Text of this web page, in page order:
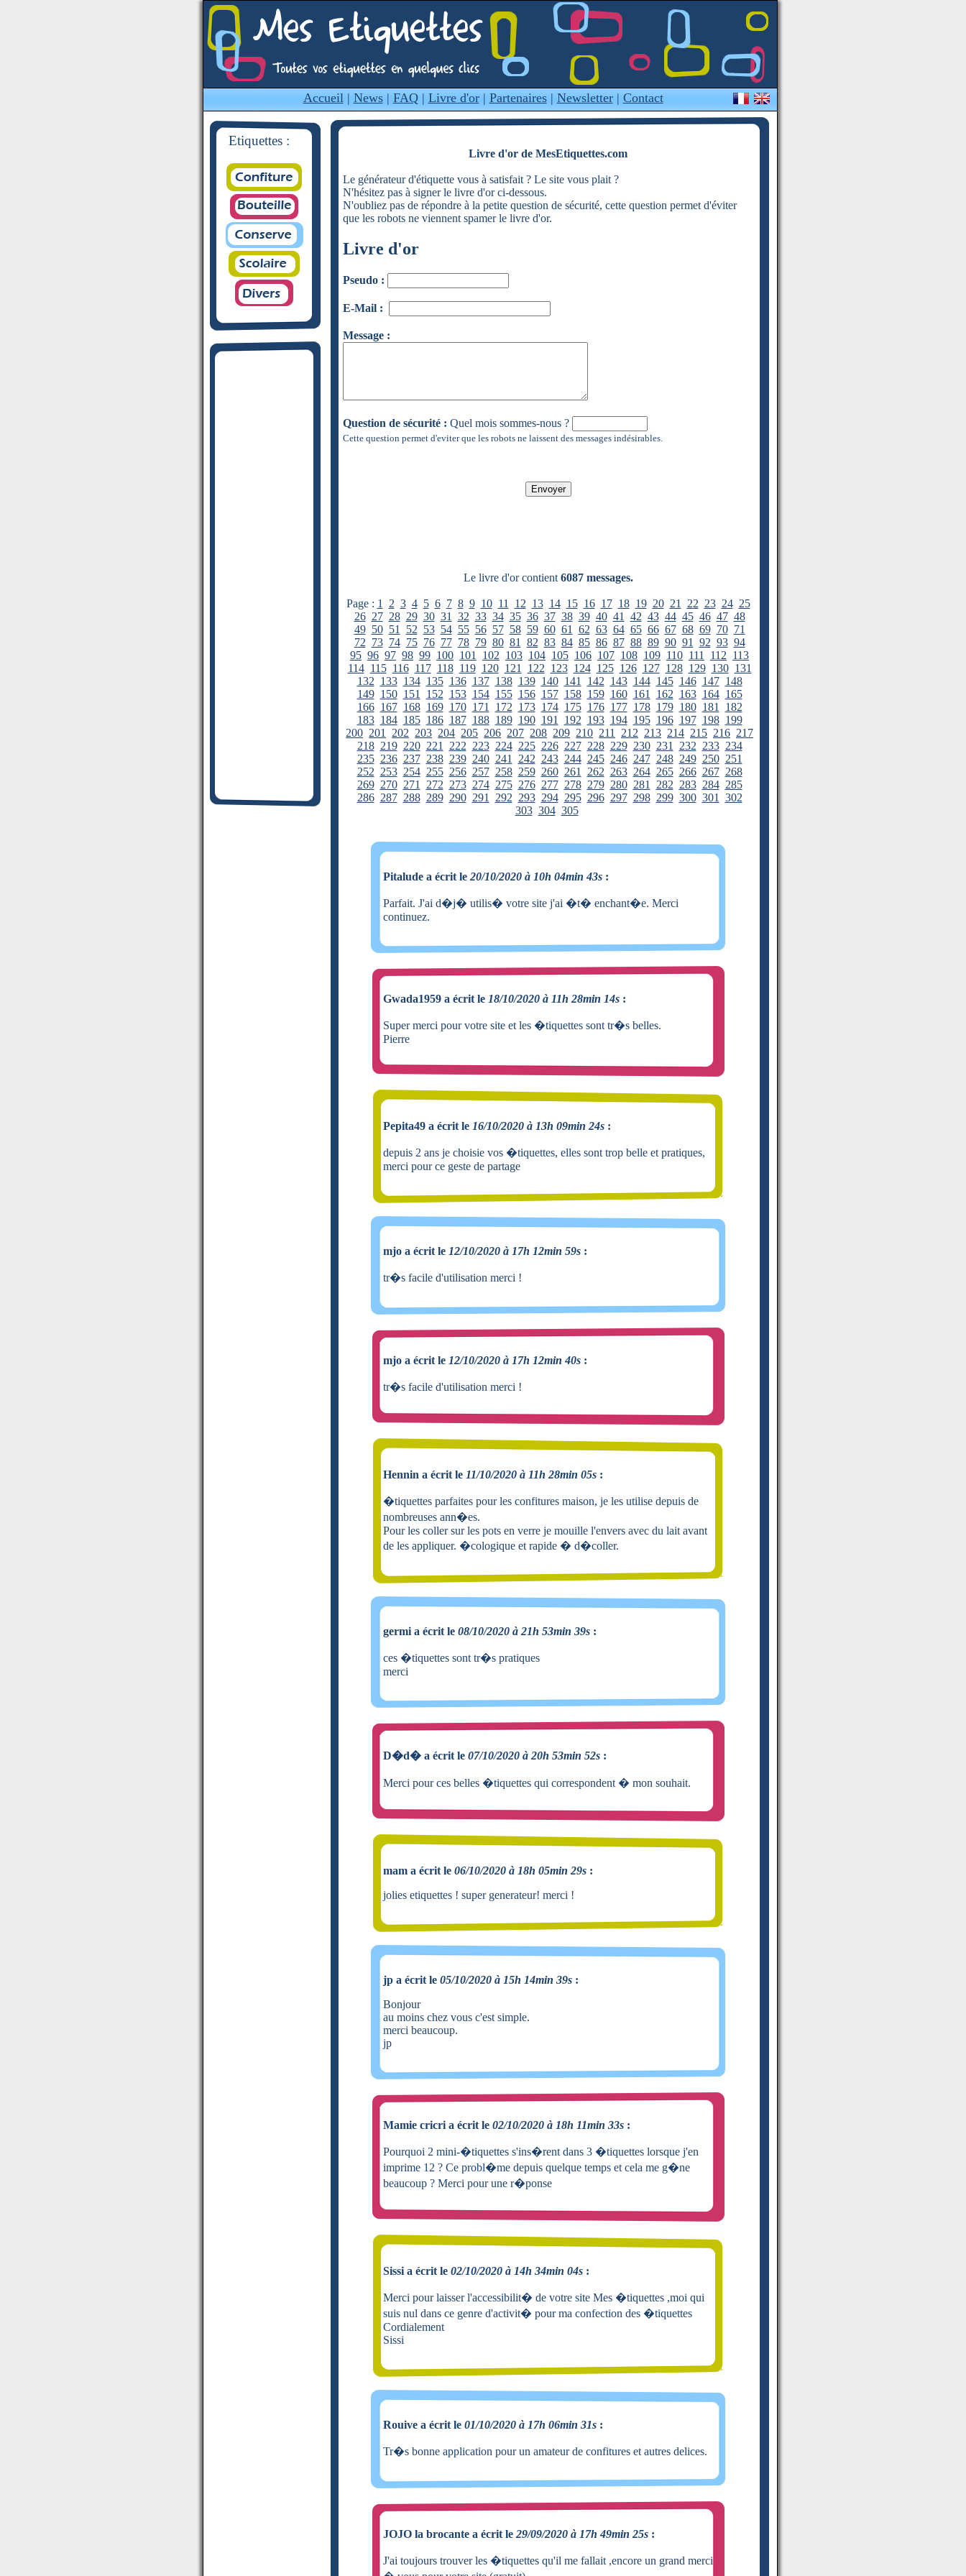
Accueil| News| FAQ| Livre d'or| Partenaires| Newsletter| Contact
Etiquettes :
Livre d'or de MesEtiquettes.com
Le générateur d'étiquette vous à satisfait ? Le site vous plait ?
N'hésitez pas à signer le livre d'or ci-dessous.
N'oubliez pas de répondre à la petite question de sécurité, cette question permet d'éviter
que les robots ne viennent spamer le livre d'or.
Livre d'or
Pseudo :
E-Mail :
Message :
Question de sécurité : Quel mois sommes-nous ?
Cette question permet d'eviter que les robots ne laissent des messages indésirables.
Le livre d'or contient 6087 messages.
Page : 1 2 3 4 5 6 7 8 9 10 11 12 13 14 15 16 17 18 19 20 21 22 23 24 25
26 27 28 29 30 31 32 33 34 35 36 37 38 39 40 41 42 43 44 45 46 47 48
49 50 51 52 53 54 55 56 57 58 59 60 61 62 63 64 65 66 67 68 69 70 71
72 73 74 75 76 77 78 79 80 81 82 83 84 85 86 87 88 89 90 91 92 93 94
95 96 97 98 99 100 101 102 103 104 105 106 107 108 109 110 111 112 113
114 115 116 117 118 119 120 121 122 123 124 125 126 127 128 129 130 131
132 133 134 135 136 137 138 139 140 141 142 143 144 145 146 147 148
149 150 151 152 153 154 155 156 157 158 159 160 161 162 163 164 165
166 167 168 169 170 171 172 173 174 175 176 177 178 179 180 181
182
183 184 185 186 187 188 189 190 191 192 193 194 195 196 197 198 199
200 201 202 203 204 205 206 207 208 209 210 211 212 213 214 215 216 217
218 219 220 221 222 223 224 225 226 227 228 229 230 231 232 233 234
235 236 237 238 239 240 241 242 243 244 245 246 247 248 249 250 251
252 253 254 255 256 257 258 259 260 261 262 263 264 265 266 267 268
269 270 271 272 273 274 275 276 277 278 279 280 281 282 283 284 285
286 287 288 289 290 291 292 293 294 295 296 297 298 299 300 301
302
303 304 305
Pitalude a écrit le 20/10/2020 à 10h 04min 43s :
Parfait. J'ai d�j� utilis� votre site j'ai �t� enchant�e. Merci
continuez.
Gwada1959 a écrit le 18/10/2020 à 11h 28min 14s :
Super merci pour votre site et les �tiquettes sont tr�s belles.
Pierre
Pepita49 a écrit le 16/10/2020 à 13h 09min 24s :
depuis 2 ans je choisie vos �tiquettes, elles sont trop belle et pratiques,
merci pour ce geste de partage
mjo a écrit le 12/10/2020 à 17h 12min 59s :
tr�s facile d'utilisation merci !
mjo a écrit le 12/10/2020 à 17h 12min 40s :
tr�s facile d'utilisation merci !
Hennin a écrit le 11/10/2020 à 11h 28min 05s :
�tiquettes parfaites pour les confitures maison, je les utilise depuis de
nombreuses ann�es.
Pour les coller sur les pots en verre je mouille l'envers avec du lait avant
de les appliquer. �cologique et rapide � d�coller.
germi a écrit le 08/10/2020 à 21h 53min 39s :
ces �tiquettes sont tr�s pratiques
merci
D�d� a écrit le 07/10/2020 à 20h 53min 52s :
Merci pour ces belles �tiquettes qui correspondent � mon souhait.
mam a écrit le 06/10/2020 à 18h 05min 29s :
jolies etiquettes ! super generateur! merci !
jp a écrit le 05/10/2020 à 15h 14min 39s :
Bonjour
au moins chez vous c'est simple.
merci beaucoup.
jp
Mamie cricri a écrit le 02/10/2020 à 18h 11min 33s :
Pourquoi 2 mini-�tiquettes s'ins�rent dans 3 �tiquettes lorsque j'en
imprime 12 ? Ce probl�me depuis quelque temps et cela me g�ne
beaucoup ? Merci pour une r�ponse
Sissi a écrit le 02/10/2020 à 14h 34min 04s :
Merci pour laisser l'accessibilit� de votre site Mes �tiquettes ,moi qui
suis nul dans ce genre d'activit� pour ma confection des �tiquettes
Cordialement
Sissi
Rouive a écrit le 01/10/2020 à 17h 06min 31s :
Tr�s bonne application pour un amateur de confitures et autres delices.
JOJO la brocante a écrit le 29/09/2020 à 17h 49min 25s :
J'ai toujours trouver les �tiquettes qu'il me fallait ,encore un grand merci